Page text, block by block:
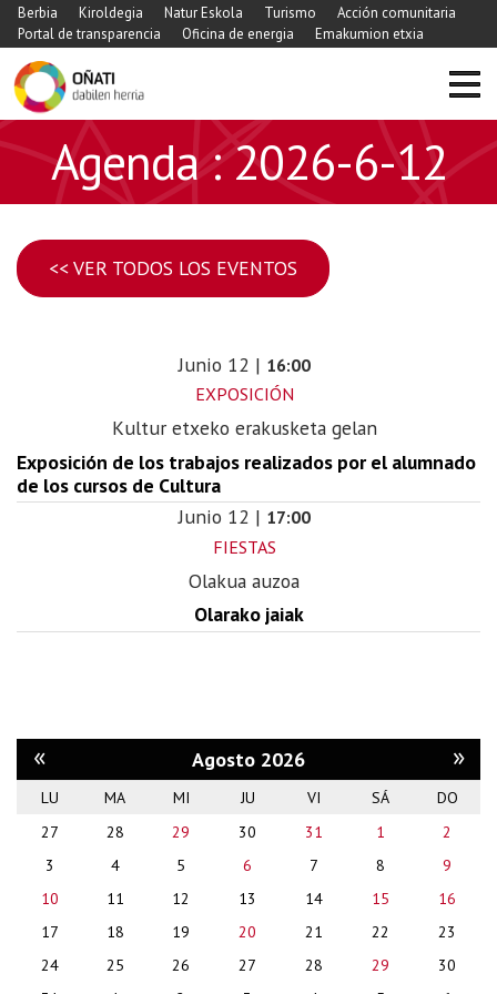
Berbia Kiroldegia Natur Eskola Turismo
Acción comunitaria
Portal de transparencia
Oficina de energia Emakumion etxia
Agenda : 2026-6-12
<< VER TODOS LOS EVENTOS
Junio 12 | 16:00
EXPOSICIÓN
Kultur etxeko erakusketa gelan
Exposición de los trabajos realizados por el alumnado
de los cursos de Cultura
Junio 12 | 17:00
FIESTAS
Olakua auzoa
Olarako jaiak
« Agosto 2026 »
month-
LU MA MI JU VI SÁ
DO
27
28 29 30 31 1
2
3
4 5 6 7 8
9
10
11 12 13 14 15
16
17
18 19 20 21 22
23
24
25 26 27 28 29
30